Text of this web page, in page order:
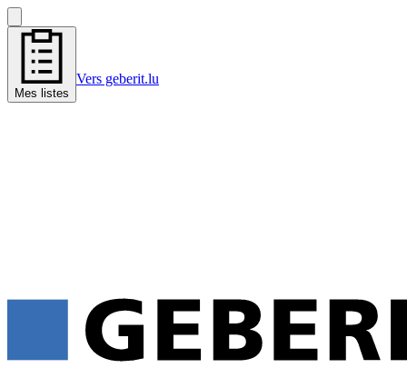
Mes listes
Vers geberit.lu